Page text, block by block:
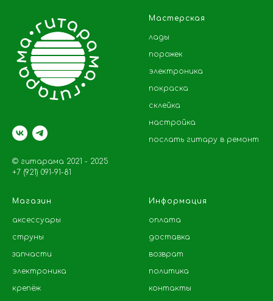
© гитарама 2021 - 2025
+7 (921) 091-91-81
Мастерская
лады
порожек
электроника
покраска
склейка
настройка
послать гитару в ремонт
Магазин
аксессуары
струны
запчасти
электроника
крепёж
Информация
оплата
доставка
возврат
политика
контакты